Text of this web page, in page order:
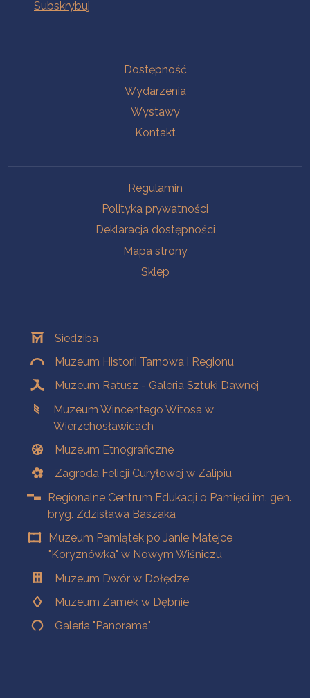
Dostępność
Wydarzenia
Wystawy
Kontakt
Regulamin
Polityka prywatności
Deklaracja dostępności
Mapa strony
Sklep
Siedziba
Muzeum Historii Tarnowa i Regionu
Muzeum Ratusz - Galeria Sztuki Dawnej
Muzeum Wincentego Witosa w
Wierzchosławicach
Muzeum Etnograficzne
Zagroda Felicji Curyłowej w Zalipiu
Regionalne Centrum Edukacji o Pamięci im. gen.
bryg. Zdzisława Baszaka
Muzeum Pamiątek po Janie Matejce
"Koryznówka" w Nowym Wiśniczu
Muzeum Dwór w Dołędze
Muzeum Zamek w Dębnie
Galeria "Panorama"